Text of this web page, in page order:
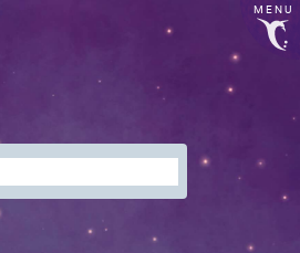
MENU